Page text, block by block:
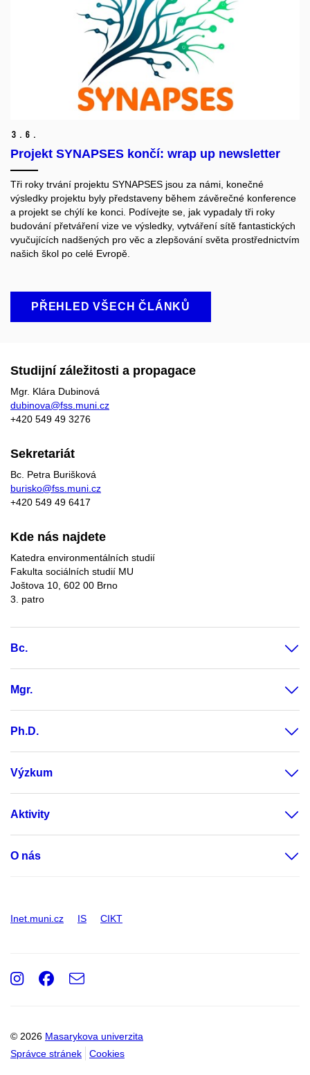
3. 6.
Projekt SYNAPSES končí: wrap up newsletter
Tři roky trvání projektu SYNAPSES jsou za námi, konečné
výsledky projektu byly představeny během závěrečné konference
a projekt se chýlí ke konci. Podívejte se, jak vypadaly tři roky
budování přetváření vize ve výsledky, vytváření sítě fantastických
vyučujících nadšených pro věc a zlepšování světa prostřednictvím
našich škol po celé Evropě.
PŘEHLED VŠECH ČLÁNKŮ
Studijní záležitosti a propagace
Mgr. Klára Dubinová
dubinova@fss.muni.cz
+420 549 49 3276
Sekretariát
Bc. Petra Burišková
burisko@fss.muni.cz
+420 549 49 6417
Kde nás najdete
Katedra environmentálních studií
Fakulta sociálních studií MU
Joštova 10, 602 00 Brno
3. patro
Bc.
Mgr.
Ph.D.
Výzkum
Aktivity
O nás
Inet.muni.cz IS CIKT
© 2026 Masarykova univerzita
Správce stránek
Cookies
Instagram
Facebook
e-